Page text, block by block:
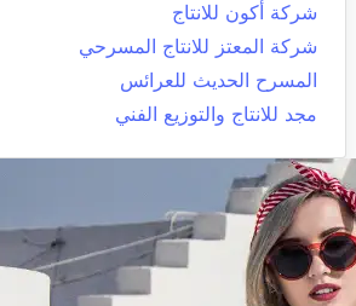
شركة أكون للانتاج
شركة المعتز للانتاج المسرحي
المسرح الحديث للعرائس
مجد للانتاج والتوزيع الفني